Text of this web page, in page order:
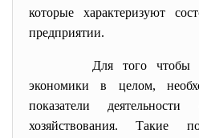
которые характеризуют
предприятии.
Для того чтобы
экономики в целом,
показатели деятельности
хозяйствования. Такие